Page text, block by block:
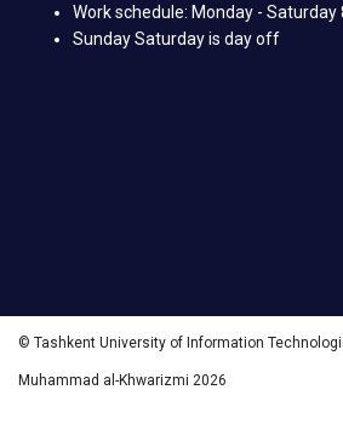
Work schedule: Monday - Saturday
Sunday Saturday is day off
© Tashkent University of Information
Muhammad al-Khwarizmi 2026